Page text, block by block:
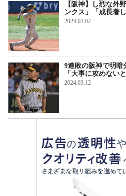
【阪神】し烈な
ンクス」「成長著し
2024.03.02
9連敗の阪神で明
「大事に攻めない
2024.03.12